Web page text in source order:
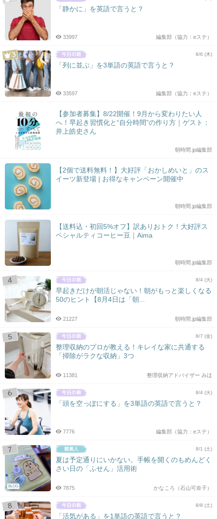
「静かに」を英語で言うと？
編集部（協力：eステ）
33997
8/6 (木)
「列に並ぶ」を3単語の英語で言うと？
編集部（協力：eステ）
33597
【参加者募集】8/22開催！9月から変わりたい人
へ！早起き習慣化と“自分時間”の作り方｜ゲスト：
井上皓史さん
朝時間.jp編集部
【2個で送料無料！】大好評「おかしめいと」のス
イーツ新登場 | お得なキャンペーン開催中
朝時間.jp編集部
【送料込・初回5%オフ】訳ありおトク！大好評ス
ペシャルティコーヒー豆｜Aima
朝時間.jp編集部
8/4 (火)
早起きだけが朝活じゃない！朝がもっと楽しくなる
50のヒント【8月4日は「朝...
朝時間.jp編集部
21227
8/7 (金)
整理収納のプロが教える！キレイな家に共通する
「掃除がラクな収納」3つ
整理収納アドバイザー みほ
11381
8/4 (火)
「頭を空っぽにする」を3単語の英語で言うと？
編集部（協力：eステ）
7776
BLOG
8/1 (土)
夏は予定通りにいかない。手帳を開くのもめんどく
さい日の「ふせん」活用術
かなころ（石山可奈子）
7875
8/8 (土)
「活気がある」を1単語の英語で言うと？